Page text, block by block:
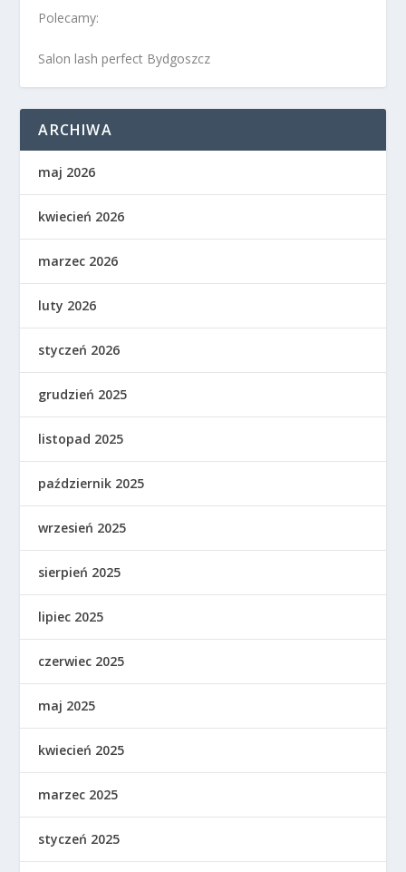
Polecamy:
Salon lash perfect Bydgoszcz
ARCHIWA
maj 2026
kwiecień 2026
marzec 2026
luty 2026
styczeń 2026
grudzień 2025
listopad 2025
październik 2025
wrzesień 2025
sierpień 2025
lipiec 2025
czerwiec 2025
maj 2025
kwiecień 2025
marzec 2025
styczeń 2025